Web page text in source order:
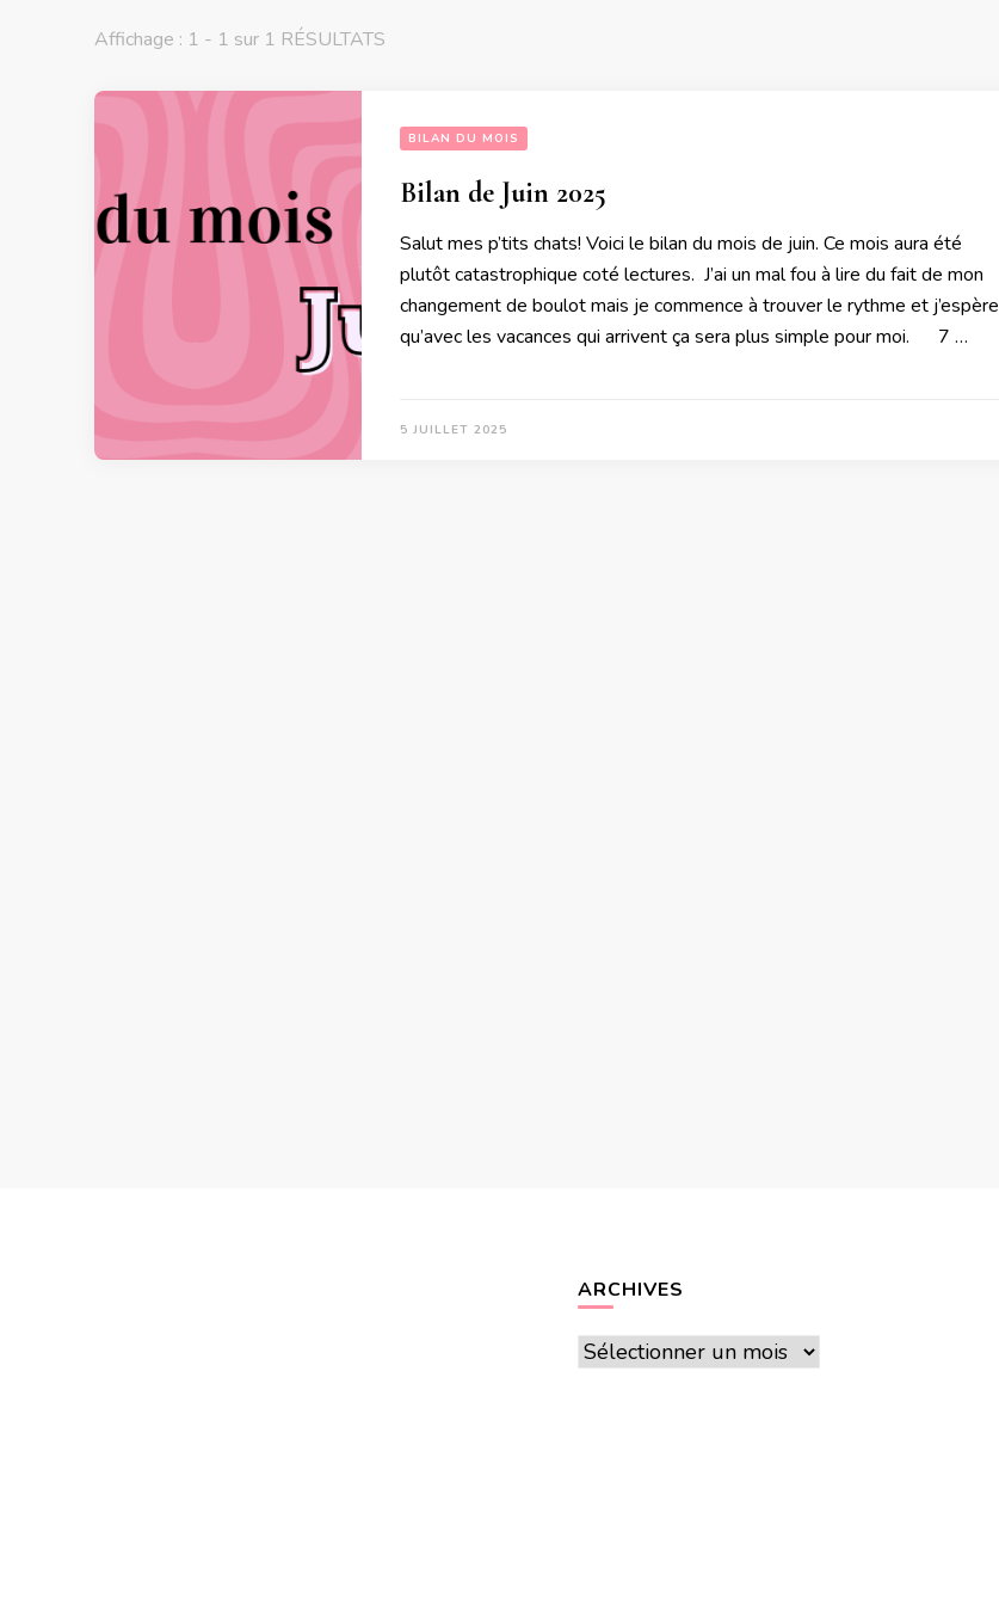
Affichage : 1 - 1 sur 1 RÉSULTATS
BILAN DU MOIS
Bilan de Juin 2025
Salut mes p’tits chats! Voici le bilan du mois de juin. Ce mois aura été
plutôt catastrophique coté lectures. J’ai un mal fou à lire du fait de mon
changement de boulot mais je commence à trouver le rythme et j’espère
qu’avec les vacances qui arrivent ça sera plus simple pour moi. 7 …
5 JUILLET 2025
ARCHIVES
Archives